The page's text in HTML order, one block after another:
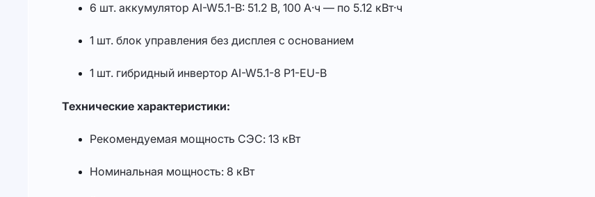
6 шт. аккумулятор AI-W5.1-B: 51.2 В, 100 А·ч — по 5.12 кВт·ч
1 шт. блок управления без дисплея с основанием
1 шт. гибридный инвертор AI-W5.1-8 P1-EU-B
Технические характеристики:
Рекомендуемая мощность СЭС: 13 кВт
Номинальная мощность: 8 кВт